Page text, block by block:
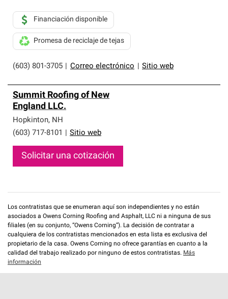
(603) 801-3705 Correo electrónico Sitio web
Financiación disponible
Promesa de reciclaje de tejas
Summit Roofing of New
England LLC.
Hopkinton, NH
(603) 717-8101
Sitio web
Solicitar una cotización
Los contratistas que se enumeran aquí son independientes y no están
asociados a Owens Corning Roofing and Asphalt, LLC ni a ninguna de sus
filiales (en su conjunto, “Owens Corning”). La decisión de contratar a
cualquiera de los contratistas mencionados en esta lista es exclusiva del
propietario de la casa. Owens Corning no ofrece garantías en cuanto a la
calidad del trabajo realizado por ninguno de estos contratistas. Más
información